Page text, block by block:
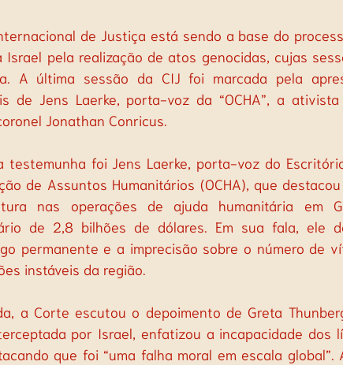
de Justiça está sendo a base do
Israel pela realização de atos genocidas, cujas
A última sessão da CIJ foi marcada pela
de Jens Laerke, porta-voz da “OCHA”, a
Jonathan Conricus.
testemunha foi Jens Laerke, porta-voz do
de Assuntos Humanitários (OCHA), que
nas operações de ajuda humanitária em
de 2,8 bilhões de dólares. Em sua fala, ele
permanente e a imprecisão sobre o número de
instáveis da região.
a Corte escutou o depoimento de Greta
por Israel, enfatizou a incapacidade dos
que foi “uma falha moral em escala